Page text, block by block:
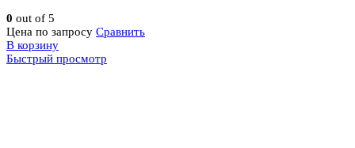
0 out of 5
Цена по запросу Сравнить
В корзину
Быстрый просмотр